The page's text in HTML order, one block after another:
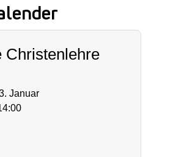
Christenlehre
Januar